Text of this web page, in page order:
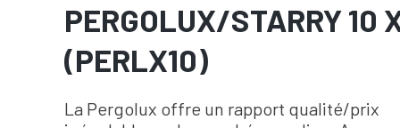
PERGOLUX/STARRY 10
(PERLX10)
La Pergolux offre un rapport qualité/prix